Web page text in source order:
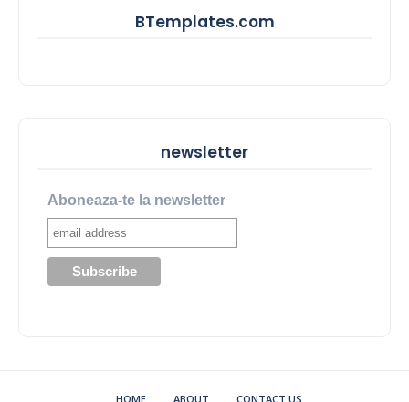
BTemplates.com
newsletter
Aboneaza-te la newsletter
HOME ABOUT CONTACT US